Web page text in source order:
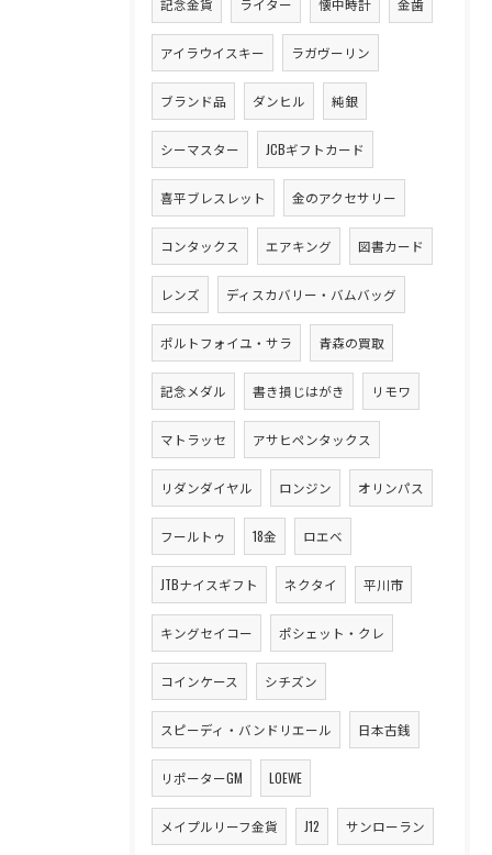
記念金貨 ライター 懐中時計 金歯
アイラウイスキー ラガヴーリン
ブランド品 ダンヒル 純銀
シーマスター JCBギフトカード
喜平ブレスレット 金のアクセサリー
コンタックス エアキング 図書カード
レンズ ディスカバリー・バムバッグ
ポルトフォイユ・サラ 青森の買取
記念メダル 書き損じはがき リモワ
マトラッセ アサヒペンタックス
リダンダイヤル ロンジン オリンパス
フールトゥ 18金 ロエベ
JTBナイスギフト ネクタイ 平川市
キングセイコー ポシェット・クレ
コインケース シチズン
スピーディ・バンドリエール 日本古銭
リポーターGM LOEWE
メイプルリーフ金貨 J12 サンローラン